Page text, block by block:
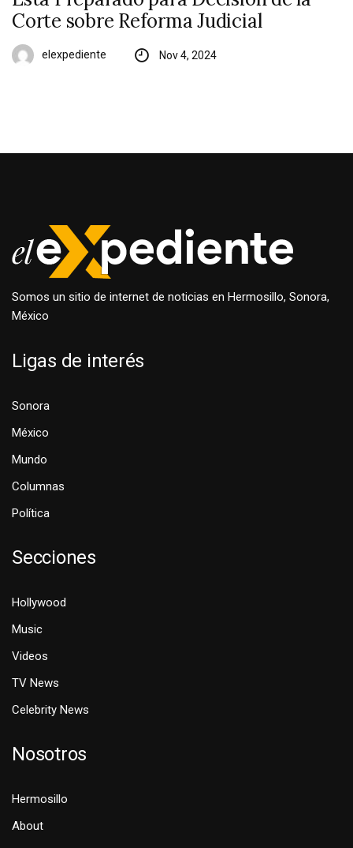
Corte sobre Reforma Judicial
elexpediente Nov 4, 2024
Somos un sitio de internet de noticias en Hermosillo, Sonora,
México
Ligas de interés
Sonora
México
Mundo
Columnas
Política
Secciones
Hollywood
Music
Videos
TV News
Celebrity News
Nosotros
Hermosillo
About